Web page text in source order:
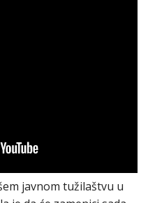
javnom tužilaštvu u